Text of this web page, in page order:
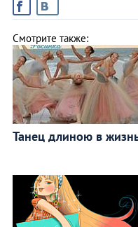
Смотрите также:
Танец длиною в